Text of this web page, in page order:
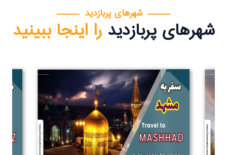
شهرهای پربازدید
شهرهای پربازدیدرا اینجا ببینید